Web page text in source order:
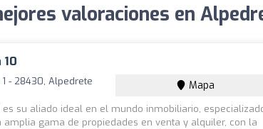
valoraciones en
10
1 - 28430, Alpedrete Mapa
es su aliado ideal en el mundo inmobiliario,
amplia gama de propiedades en venta y alquiler, con la